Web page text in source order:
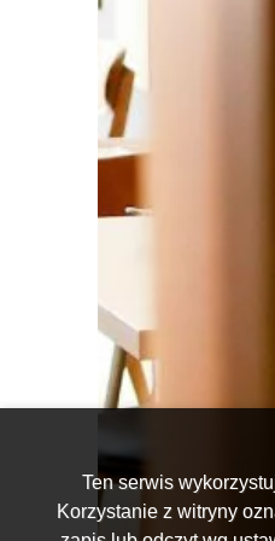
Ten serwis
Korzystanie z witryny